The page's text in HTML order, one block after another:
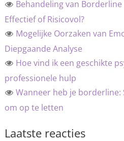
Behandeling van
Effectief of Risicovol?
Mogelijke Oorzaken van
Diepgaande Analyse
Hoe vind ik een geschikte
professionele hulp
Wanneer heb je
om op te letten
Laatste reacties